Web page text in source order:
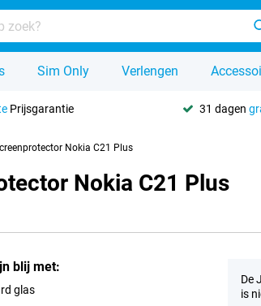
Sim Only Verlengen
Prijsgarantie 31 dagen
Nokia C21 Plus
Nokia C21 Plus
blij met:
glas
De
is